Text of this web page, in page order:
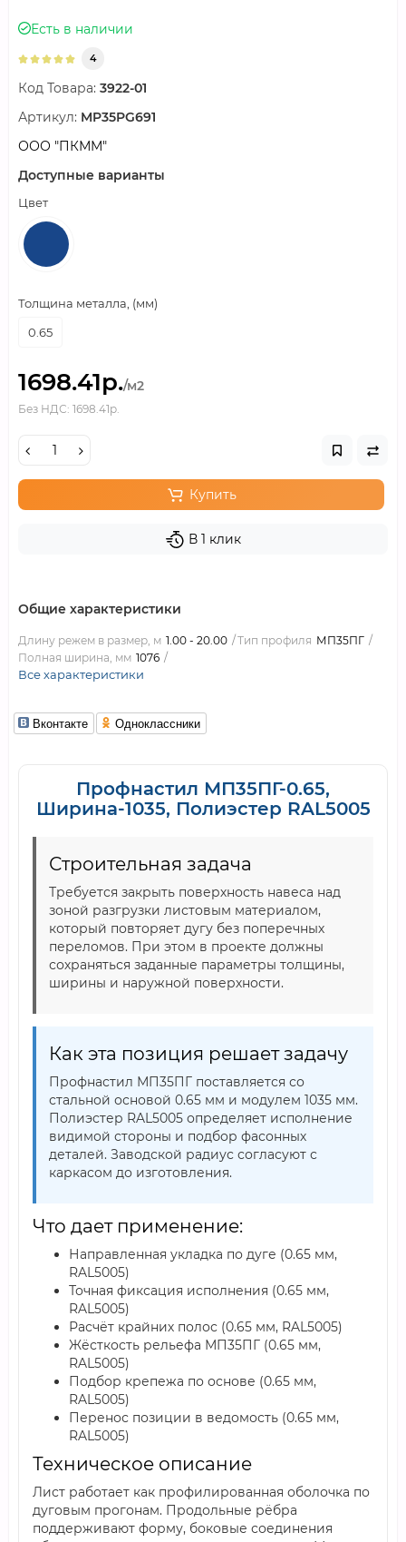
Есть в наличии
4
Код Товара: 3922-01
Артикул: MP35PG691
ООО "ПКММ"
Доступные варианты
Цвет
Толщина металла, (мм)
0.65
1698.41р./м2
Без НДС: 1698.41р.
Купить
В 1 клик
Общие характеристики
Длину режем в размер, м 1.00 - 20.00 Тип профиля МП35ПГ
Полная ширина, мм 1076
Все характеристики
Вконтакте Одноклассники
Профнастил МП35ПГ-0.65,
Ширина-1035, Полиэстер RAL5005
Строительная задача
Требуется закрыть поверхность навеса над
зоной разгрузки листовым материалом,
который повторяет дугу без поперечных
переломов. При этом в проекте должны
сохраняться заданные параметры толщины,
ширины и наружной поверхности.
Как эта позиция решает задачу
Профнастил МП35ПГ поставляется со
стальной основой 0.65 мм и модулем 1035 мм.
Полиэстер RAL5005 определяет исполнение
видимой стороны и подбор фасонных
деталей. Заводской радиус согласуют с
каркасом до изготовления.
Что дает применение:
Направленная укладка по дуге (0.65 мм,
RAL5005)
Точная фиксация исполнения (0.65 мм,
RAL5005)
Расчёт крайних полос (0.65 мм, RAL5005)
Жёсткость рельефа МП35ПГ (0.65 мм,
RAL5005)
Подбор крепежа по основе (0.65 мм,
RAL5005)
Перенос позиции в ведомость (0.65 мм,
RAL5005)
Техническое описание
Лист работает как профилированная оболочка по
дуговым прогонам. Продольные рёбра
поддерживают форму, боковые соединения